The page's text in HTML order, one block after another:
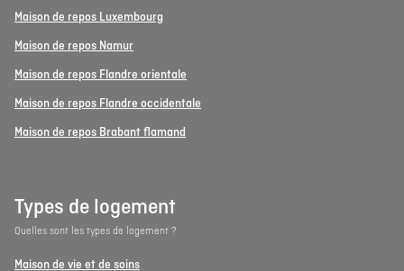
Maison de repos Luxembourg
Maison de repos Namur
Maison de repos Flandre orientale
Maison de repos Flandre occidentale
Maison de repos Brabant flamand
Types de logement
Quelles sont les types de logement ?
Maison de vie et de soins